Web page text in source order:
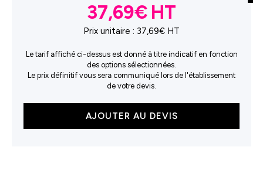
37,69€
Prix unitaire : 37,69€ HT
Le tarif affiché ci-dessus est donné à titre indicatif en fonction
des options sélectionnées.
Le prix définitif vous sera communiqué lors de l'établissement
de votre devis.
AJOUTER AU DEVIS